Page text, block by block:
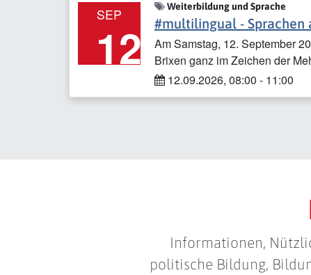
SEP
12
Weiterbildung und Sprache
#multilingual - Sprachen
Am Samstag, 12. September
Brixen ganz im Zeichen der
12.09.2026, 08:00 - 11:00
Informationen,
politische Bildung,